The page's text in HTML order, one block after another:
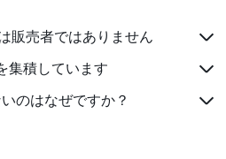
販売者ではありません
集積しています
のはなぜですか？